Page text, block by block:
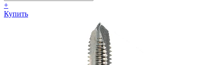
+
Купить